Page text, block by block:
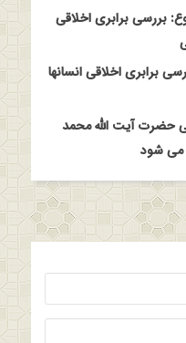
بررسی برابری اخلاقی
برابری اخلاقی انسانها
حضرت آیت الله محمد
می شود